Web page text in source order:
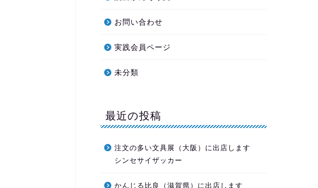
お問い合わせ
実践会員ページ
未分類
最近の投稿
注文の多い文具展（大阪）に出店します
シンセサイザッカー
かんじる比良（滋賀県）に出店します